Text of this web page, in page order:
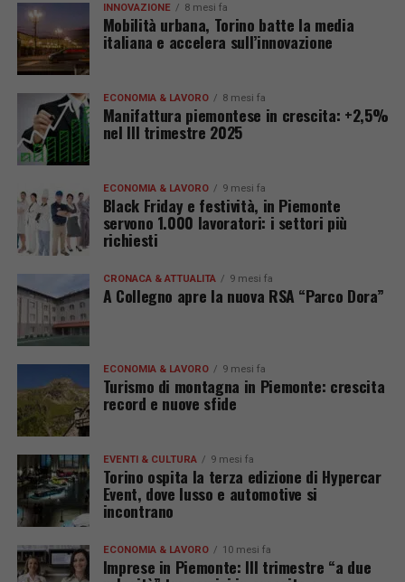
INNOVAZIONE 8 mesi fa
Mobilità urbana, Torino batte la media
italiana e accelera sull’innovazione
ECONOMIA & LAVORO 8 mesi fa
Manifattura piemontese in crescita: +2,5%
nel III trimestre 2025
ECONOMIA & LAVORO 9 mesi fa
Black Friday e festività, in Piemonte
servono 1.000 lavoratori: i settori più
richiesti
CRONACA & ATTUALITÀ 9 mesi fa
A Collegno apre la nuova RSA “Parco Dora”
ECONOMIA & LAVORO 9 mesi fa
Turismo di montagna in Piemonte: crescita
record e nuove sfide
EVENTI & CULTURA 9 mesi fa
Torino ospita la terza edizione di Hypercar
Event, dove lusso e automotive si
incontrano
ECONOMIA & LAVORO 10 mesi fa
Imprese in Piemonte: III trimestre “a due